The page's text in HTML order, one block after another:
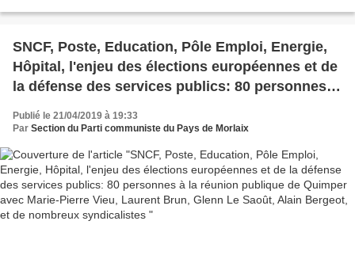
SNCF, Poste, Education, Pôle Emploi, Energie,
Hôpital, l'enjeu des élections européennes et de
la défense des services publics: 80 personnes à
la réunion publique de Quimper avec Marie-
Pierre Vieu, Laurent Brun, Glenn Le Saoût, Alain
Publié le 21/04/2019 à 19:33
Par Section du Parti communiste du Pays de Morlaix